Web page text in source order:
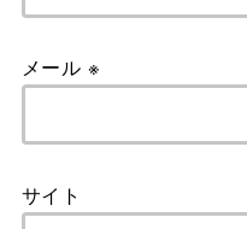
メール ※
サイト